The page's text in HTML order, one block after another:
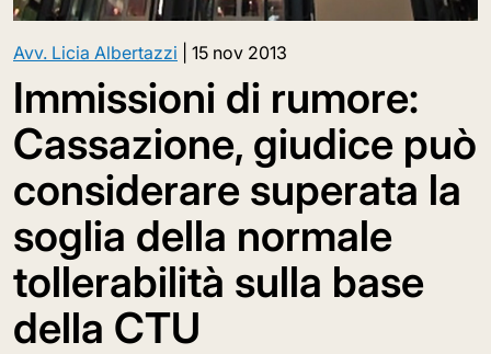
Avv. Licia Albertazzi 15 nov 2013
Immissioni di rumore:
Cassazione, giudice può
considerare superata la
soglia della normale
tollerabilità sulla base
della CTU